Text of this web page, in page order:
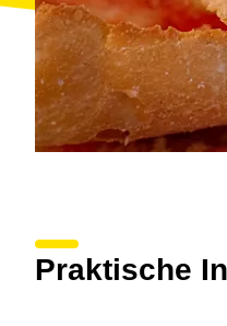
Praktische